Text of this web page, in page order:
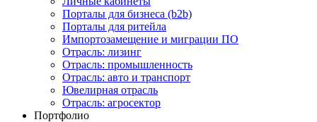
Порталы для бизнеса (b2b)
Порталы для ритейла
Импортозамещение и миграции ПО
Отрасль: лизинг
Отрасль: промышленность
Отрасль: авто и транспорт
Ювелирная отрасль
Отрасль: агросектор
Портфолио